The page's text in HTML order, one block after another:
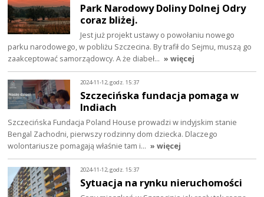
Park Narodowy Doliny Dolnej Odry
coraz bliżej.
Jest już projekt ustawy o powołaniu nowego
parku narodowego, w pobliżu Szczecina. By trafił do Sejmu, muszą go
zaakceptować samorządowcy. A że diabeł… » więcej
2024-11-12, godz. 15:37
Szczecińska fundacja pomaga w
Indiach
Szczecińska Fundacja Poland House prowadzi w indyjskim stanie
Bengal Zachodni, pierwszy rodzinny dom dziecka. Dlaczego
wolontariusze pomagają właśnie tam i… » więcej
2024-11-12, godz. 15:37
Sytuacja na rynku nieruchomości